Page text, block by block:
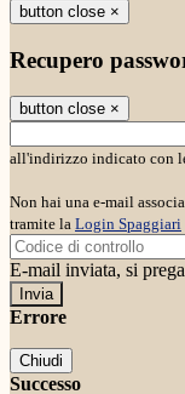
button close ×
Recupero
button close ×
all'indirizzo indicato con
Non hai una e-mail
tramite la Login Spaggiari
E-mail inviata, si
Errore
Chiudi
Successo